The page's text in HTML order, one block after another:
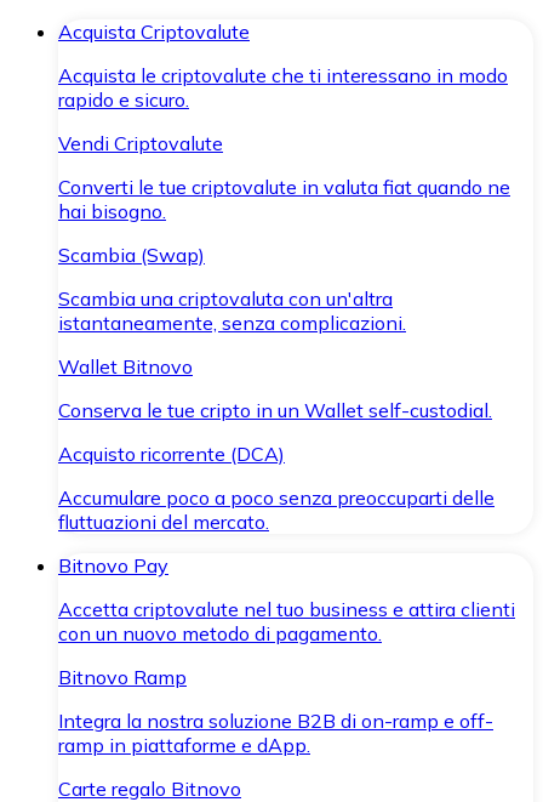
Acquista Criptovalute
Acquista le criptovalute che ti interessano in modo
rapido e sicuro.
Vendi Criptovalute
Converti le tue criptovalute in valuta fiat quando ne
hai bisogno.
Scambia (Swap)
Scambia una criptovaluta con un'altra
istantaneamente, senza complicazioni.
Wallet Bitnovo
Conserva le tue cripto in un Wallet self-custodial.
Acquisto ricorrente (DCA)
Accumulare poco a poco senza preoccuparti delle
fluttuazioni del mercato.
Bitnovo Pay
Accetta criptovalute nel tuo business e attira clienti
con un nuovo metodo di pagamento.
Bitnovo Ramp
Integra la nostra soluzione B2B di on-ramp e off-
ramp in piattaforme e dApp.
Carte regalo Bitnovo